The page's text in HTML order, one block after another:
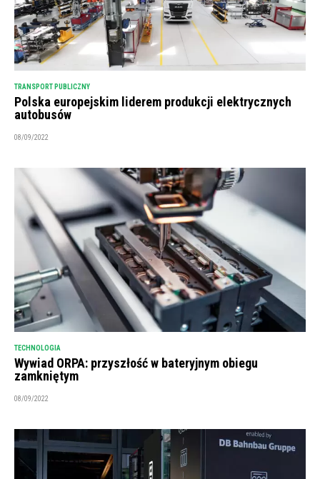
TRANSPORT PUBLICZNY
Polska europejskim liderem produkcji elektrycznych
autobusów
08/09/2022
TECHNOLOGIA
Wywiad ORPA: przyszłość w bateryjnym obiegu
zamkniętym
08/09/2022